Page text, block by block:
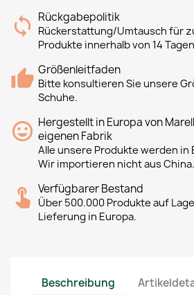
Rückgabepolitik
Rückerstattung/Umtausch für
Produkte innerhalb von 14
Größenleitfaden
Bitte konsultieren Sie unsere
Schuhe.
Hergestellt in Europa von
eigenen Fabrik
Alle unsere Produkte werden in
Wir importieren nicht aus China.
Verfügbarer Bestand
Über 500.000 Produkte auf
Lieferung in Europa.
Beschreibung